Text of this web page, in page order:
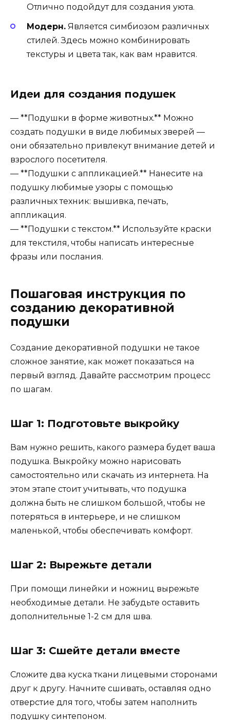
Отлично подойдут для создания уюта.
Модерн. Является симбиозом различных
стилей. Здесь можно комбинировать
текстуры и цвета так, как вам нравится.
Идеи для создания подушек
— **Подушки в форме животных.** Можно
создать подушки в виде любимых зверей —
они обязательно привлекут внимание детей и
взрослого посетителя.
— **Подушки с аппликацией.** Нанесите на
подушку любимые узоры с помощью
различных техник: вышивка, печать,
аппликация.
— **Подушки с текстом.** Используйте краски
для текстиля, чтобы написать интересные
фразы или послания.
Пошаговая инструкция по
созданию декоративной
подушки
Создание декоративной подушки не такое
сложное занятие, как может показаться на
первый взгляд. Давайте рассмотрим процесс
по шагам.
Шаг 1: Подготовьте выкройку
Вам нужно решить, какого размера будет ваша
подушка. Выкройку можно нарисовать
самостоятельно или скачать из интернета. На
этом этапе стоит учитывать, что подушка
должна быть не слишком большой, чтобы не
потеряться в интерьере, и не слишком
маленькой, чтобы обеспечивать комфорт.
Шаг 2: Вырежьте детали
При помощи линейки и ножниц вырежьте
необходимые детали. Не забудьте оставить
дополнительные 1-2 см для шва.
Шаг 3: Сшейте детали вместе
Сложите два куска ткани лицевыми сторонами
друг к другу. Начните сшивать, оставляя одно
отверстие для того, чтобы затем наполнить
подушку синтепоном.